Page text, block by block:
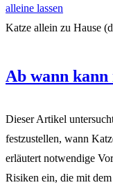
Katzen
sterilisiert
Katze allein zu Hause
Ab wann kann
Dieser Artikel
festzustellen, wann
erläutert notwendige
Risiken ein, die mit